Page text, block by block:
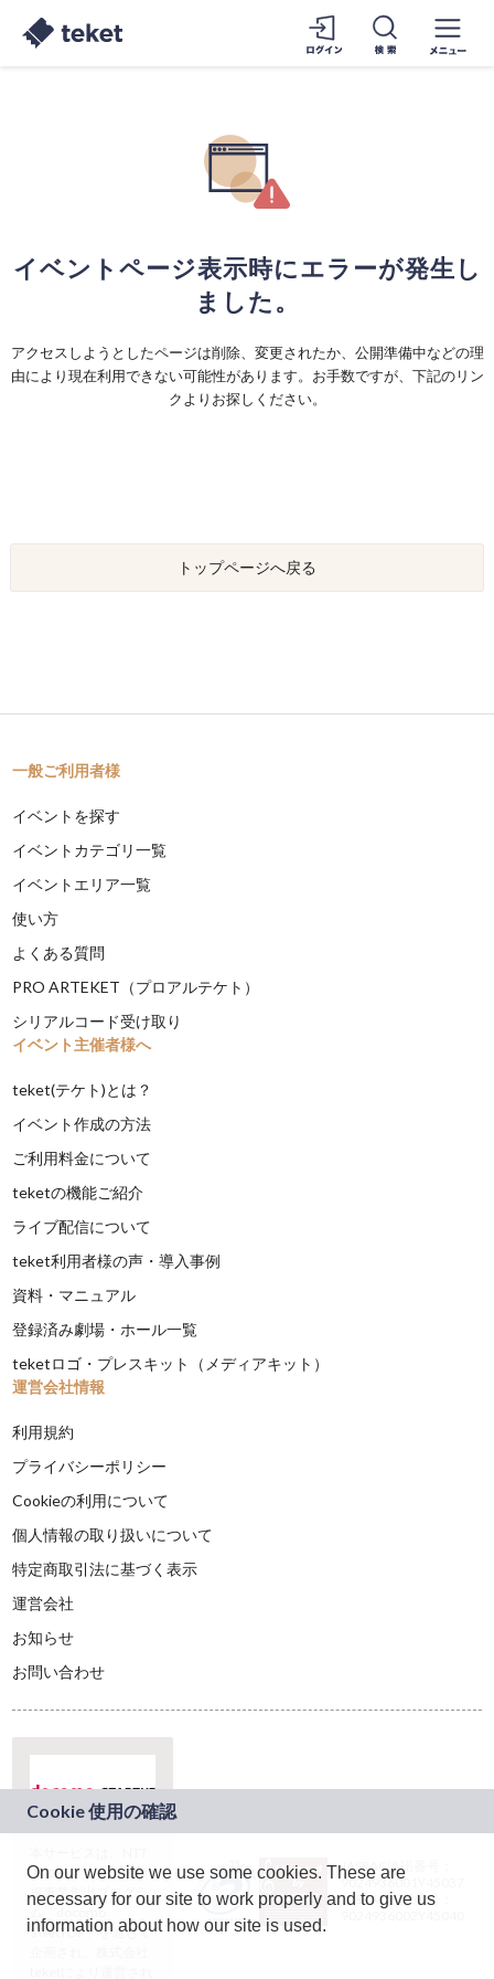
イベントページ表示時にエラーが発生し
ました。
アクセスしようとしたページは削除、変更されたか、公開準備中などの理
由により現在利用できない可能性があります。お手数ですが、下記のリン
クよりお探しください。
トップページへ戻る
一般ご利用者様
イベントを探す
イベントカテゴリ一覧
イベントエリア一覧
使い方
よくある質問
PRO ARTEKET（プロアルテケト）
シリアルコード受け取り
イベント主催者様へ
teket(テケト)とは？
イベント作成の方法
ご利用料金について
teketの機能ご紹介
ライブ配信について
teket利用者様の声・導入事例
資料・マニュアル
登録済み劇場・ホール一覧
teketロゴ・プレスキット（メディアキット）
運営会社情報
利用規約
プライバシーポリシー
Cookieの利用について
個人情報の取り扱いについて
特定商取引法に基づく表示
運営会社
お知らせ
お問い合わせ
ドコモグループの新
規事業創出プログラ
ム「docomo
STARTUP」を通じて
JASRAC許諾番号：
9024936001Y45037
JASRAC許諾番号：
On our website we use some cookies. These are
necessary for our site to work properly and to give us
information about how our site is used.